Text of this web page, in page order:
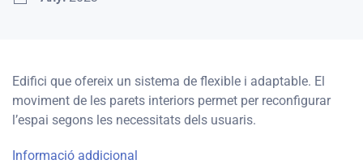
Edifici que ofereix un sistema de flexible i adaptable. El
moviment de les parets interiors permet per reconfigurar
l’espai segons les necessitats dels usuaris.
Informació addicional